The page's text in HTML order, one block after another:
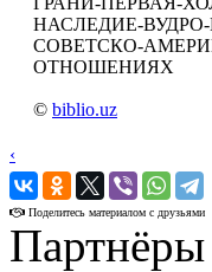
НАСЛЕДИЕ-
СОВЕТСКО-
ОТНОШЕНИЯХ
© biblio.uz
‹
›
Поделитесь материалом с друзьями